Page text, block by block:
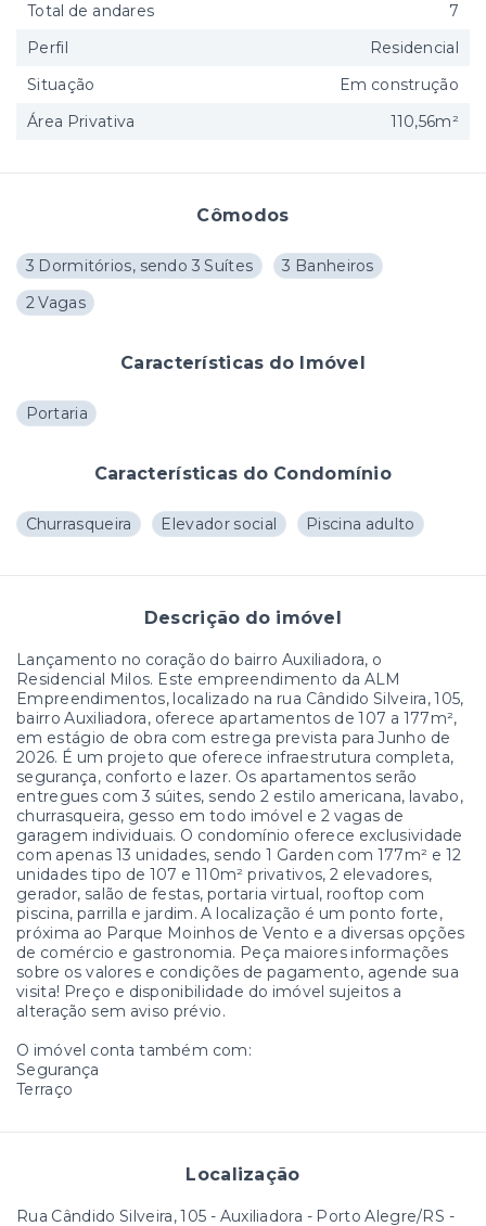
Cômodos
3 Dormitórios, sendo 3 Suítes
3 Banheiros
2 Vagas
Características do Imóvel
Portaria
Características do Condomínio
Churrasqueira Elevador social Piscina adulto
Descrição do imóvel
Lançamento no coração do bairro Auxiliadora, o
Residencial Milos. Este empreendimento da ALM
Empreendimentos, localizado na rua Cândido Silveira, 105,
bairro Auxiliadora, oferece apartamentos de 107 a 177m²,
em estágio de obra com estrega prevista para Junho de
2026. É um projeto que oferece infraestrutura completa,
segurança, conforto e lazer. Os apartamentos serão
entregues com 3 súites, sendo 2 estilo americana, lavabo,
churrasqueira, gesso em todo imóvel e 2 vagas de
garagem individuais. O condomínio oferece exclusividade
com apenas 13 unidades, sendo 1 Garden com 177m² e 12
unidades tipo de 107 e 110m² privativos, 2 elevadores,
gerador, salão de festas, portaria virtual, rooftop com
piscina, parrilla e jardim. A localização é um ponto forte,
próxima ao Parque Moinhos de Vento e a diversas opções
de comércio e gastronomia. Peça maiores informações
sobre os valores e condições de pagamento, agende sua
visita! Preço e disponibilidade do imóvel sujeitos a
alteração sem aviso prévio.
O imóvel conta também com:
Segurança
Terraço
Localização
Rua Cândido Silveira, 105 - Auxiliadora - Porto Alegre/RS -
Total de andares
7
Perfil
Residencial
Situação
Em construção
Área Privativa
110,56m²